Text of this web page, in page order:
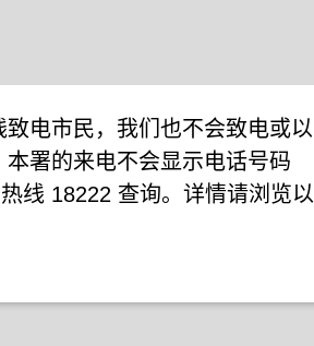
电市民，我们也不会致电或以
署的来电不会显示电话号码
线 18222 查询。详情请浏览以